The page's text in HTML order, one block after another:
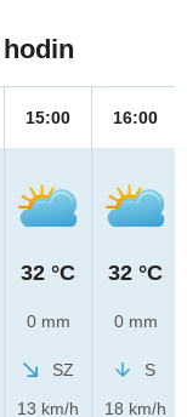
15:00
32 °C
0 mm
SZ
13 km/h
16:00
32 °C
0 mm
S
18 km/h